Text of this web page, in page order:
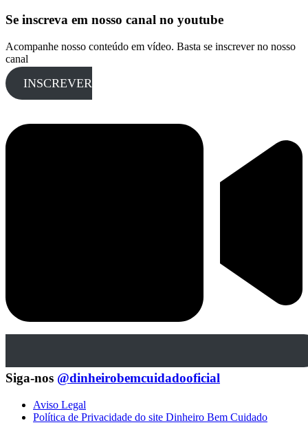
Se inscreva em nosso canal no youtube
Acompanhe nosso conteúdo em vídeo. Basta se inscrever no nosso
canal
INSCREVER
Siga-nos @dinheirobemcuidadooficial
Aviso Legal
Política de Privacidade do site Dinheiro Bem Cuidado